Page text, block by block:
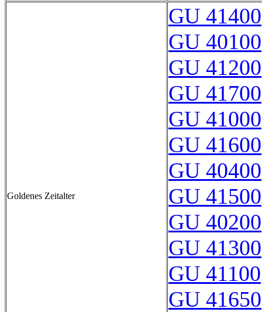
Goldenes Zeitalter
GU 41400
GU 40100
GU 41200
GU 41700
GU 41000
GU 41600
GU 40400
GU 41500
GU 40200
GU 41300
GU 41100
GU 41650